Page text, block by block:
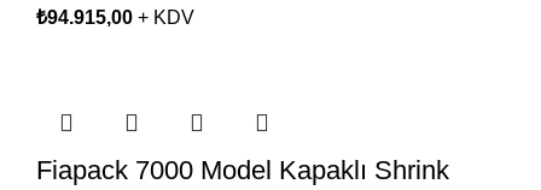
₺94.915,00 + KDV
Fiapack 7000 Model Kapaklı Shrink